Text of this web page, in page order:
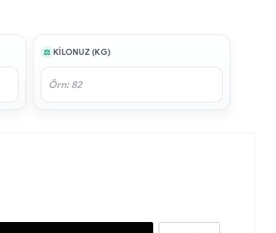
KILONUZ (KG)